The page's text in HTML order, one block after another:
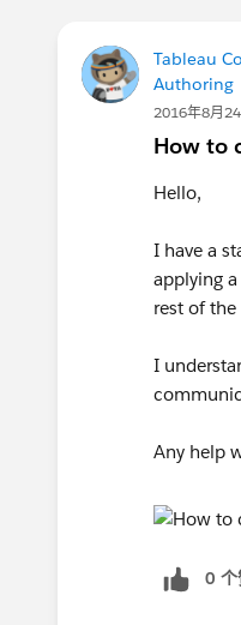
Tableau
Authoring
2016年8月
How to
Hello,
I have a
applying
rest of the
I
Any help
0 个